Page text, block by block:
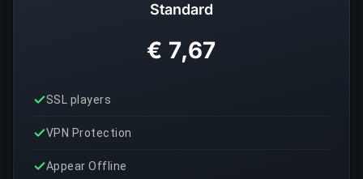
Standard
€ 7,67
SSL players
VPN Protection
Appear Offline